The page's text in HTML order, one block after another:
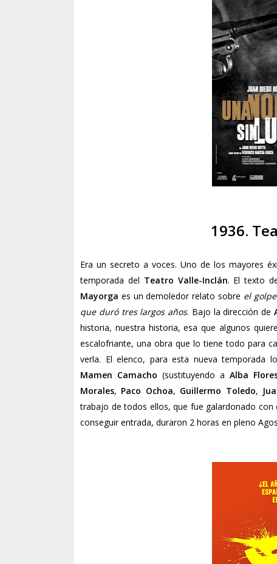
1936.
Era un secreto a voces. Uno de los mayores
temporada del Teatro Valle-Inclán. El texto
Mayorga es un demoledor relato sobre el
que duró tres largos años. Bajo la dirección de
historia, nuestra historia, esa que algunos
escalofriante, una obra que lo tiene todo para
verla. El elenco, para esta nueva temporada
Mamen Camacho (sustituyendo a Alba
Morales, Paco Ochoa, Guillermo Toledo,
trabajo de todos ellos, que fue galardonado con
conseguir entrada, duraron 2 horas en pleno